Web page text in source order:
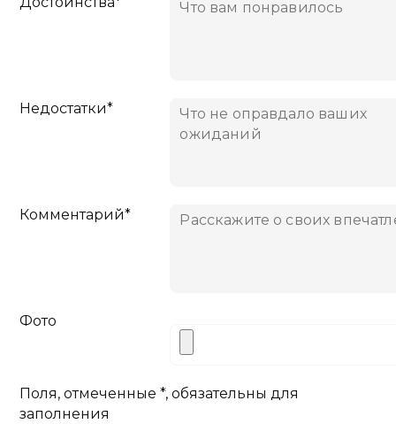
Недостатки*
Комментарий*
Фото
Поля, отмеченные *, обязательны для
заполнения